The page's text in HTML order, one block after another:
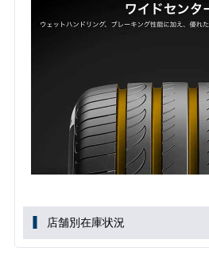
店舗別在庫状況